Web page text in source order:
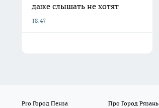
даже слышать не хотят
18:47
Pro Город Пенза Про Город Рязань